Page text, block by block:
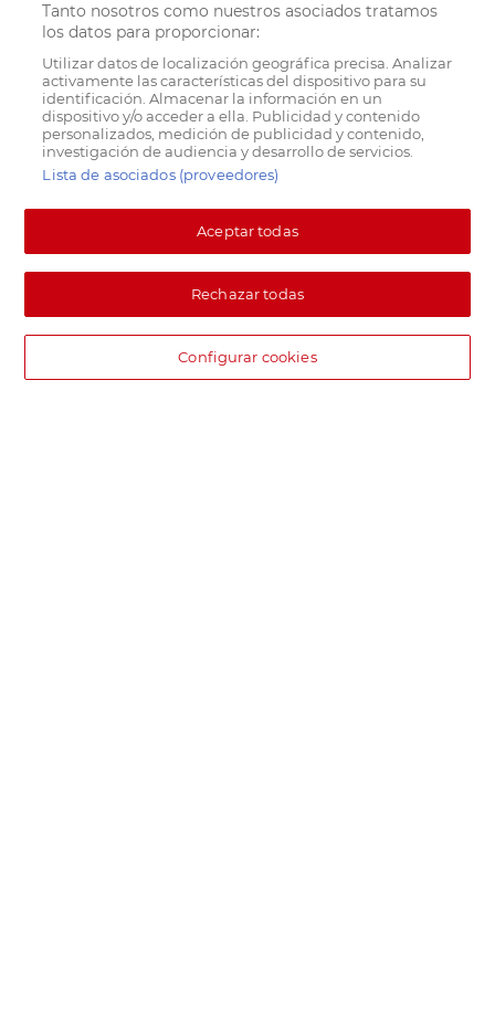
Tanto nosotros como nuestros asociados tratamos
los datos para proporcionar:
Utilizar datos de localización geográfica precisa. Analizar
activamente las características del dispositivo para su
identificación. Almacenar la información en un
dispositivo y/o acceder a ella. Publicidad y contenido
personalizados, medición de publicidad y contenido,
investigación de audiencia y desarrollo de servicios.
Lista de asociados (proveedores)
Aceptar todas
Rechazar todas
Configurar cookies